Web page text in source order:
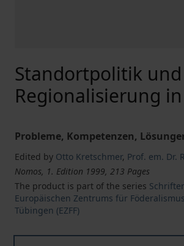
Standortpolitik und
Regionalisierung
Probleme, Kompetenzen,
Edited by Otto Kretschmer, Prof. em. Dr.
Nomos, 1. Edition 1999, 213 Pages
The product is part of the series
Europäischen Zentrums für
Tübingen (EZFF)